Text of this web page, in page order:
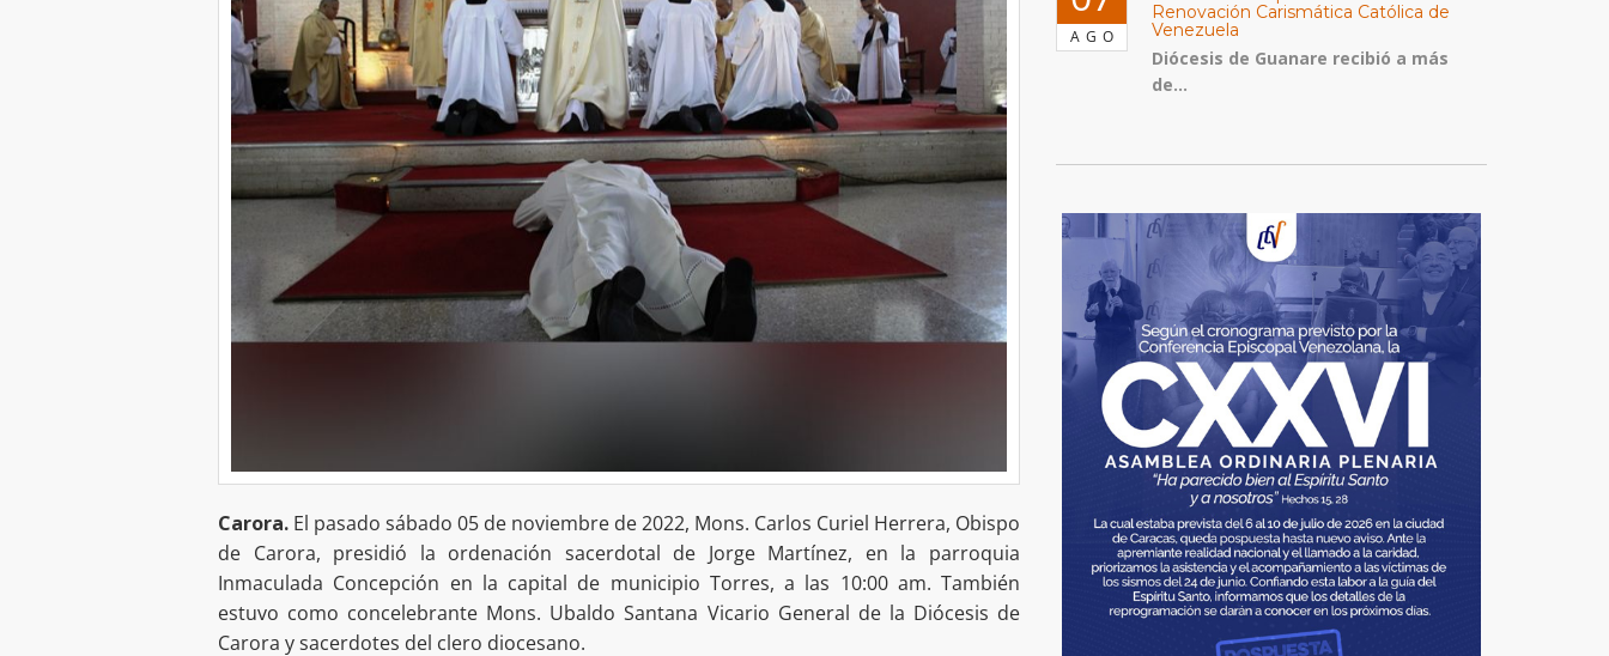
Carora. El pasado sábado 05 de noviembre de 2022, Mons. Carlos Curiel Herrera, Obispo
de Carora, presidió la ordenación sacerdotal de Jorge Martínez, en la parroquia
Inmaculada Concepción en la capital de municipio Torres, a las 10:00 am. También
estuvo como concelebrante Mons. Ubaldo Santana Vicario General de la Diócesis de
Carora y sacerdotes del clero diocesano.
AGO
Renovación Carismática Católica de
Venezuela
Diócesis de Guanare recibió a más
de...